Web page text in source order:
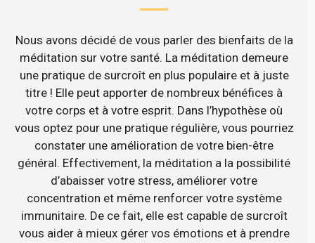
Nous avons décidé de vous parler des bienfaits de la
méditation sur votre santé. La méditation demeure
une pratique de surcroît en plus populaire et à juste
titre ! Elle peut apporter de nombreux bénéfices à
votre corps et à votre esprit. Dans l’hypothèse où
vous optez pour une pratique régulière, vous pourriez
constater une amélioration de votre bien-être
général. Effectivement, la méditation a la possibilité
d’abaisser votre stress, améliorer votre
concentration et même renforcer votre système
immunitaire. De ce fait, elle est capable de surcroît
vous aider à mieux gérer vos émotions et à prendre